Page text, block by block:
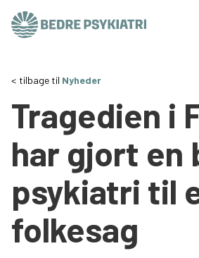
Tal og fakta
Om os
Vær med
Presse og politik
tilbage til Nyheder
Tragedien i
har gjort en
psykiatri til
folkesag